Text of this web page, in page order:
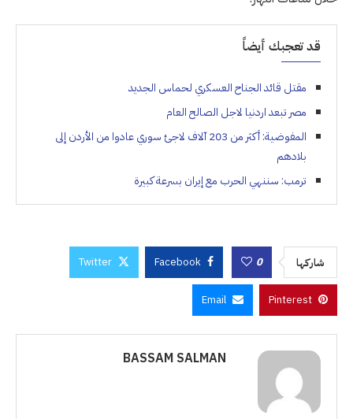
قد تعجبك أيضاً
مقتل قائد الجناح العسكري لحماس الجديد
مصر تبعد اردنيا لاجل الصالح العام
المفوضية: أكثر من 203 آلاف لاجئ سوري عادوا من الأردن إلى
بلادهم
ترمب: سننهي الحرب مع إيران بسرعة كبيرة
شاركها 0
Facebook
Twitter
Pinterest
Email
BASSAM SALMAN